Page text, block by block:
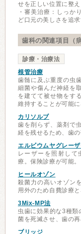
せを正しい位置に整え
・審美治療：しっか
ど口元の美しさを追
歯科の関連項目（
診療・治療法
根管治療
歯髄に及ぶ重度の虫
細菌や傷んだ神経を
を建てて被せ物をす
維持することが可能に
カリソルブ
歯を削らず、薬剤で
経を残せるため、歯
エルビウムヤグレーザ
レーザーを照射して
療。保険診療が可能。
ヒールオゾン
殺菌力の高いオゾン
用外のため自費診療と
3Mix-MP法
虫歯に効果的な3種類
菌を死滅させ、歯の再
ブリッジ